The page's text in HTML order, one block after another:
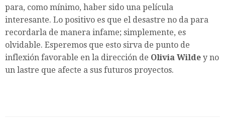
para, como mínimo, haber sido una película
interesante. Lo positivo es que el desastre no da para
recordarla de manera infame; simplemente, es
olvidable. Esperemos que esto sirva de punto de
inflexión favorable en la dirección de Olivia Wilde y no
un lastre que afecte a sus futuros proyectos.